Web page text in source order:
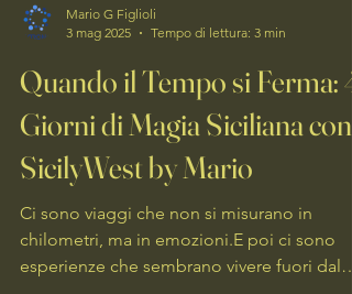
Mario G Figlioli
3 mag 2025
Tempo di lettura: 3 min
Quando il Tempo si Ferma: 4
Giorni di Magia Siciliana con
SicilyWest by Mario